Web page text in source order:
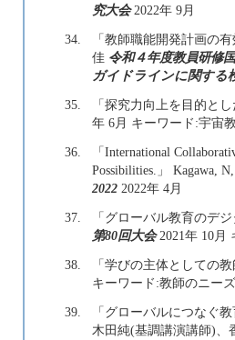
究大会2022年 9月
34.
「教師職能開発計画の
佳 令和４年度教員研修
ガイドラインに関する
35.
「探究力向上を目的と
年 6月 キーワード:宇宙
36.
「International
Possibilities.」 Kagawa,
2022 2022年 4月
37.
「グローバル教育のデ
第80回大会2021年 10月
38.
「学びの主体としての
キーワード:教師のニーズ
39.
「グローバルにつなぐ
木田純(基調講演講師)、